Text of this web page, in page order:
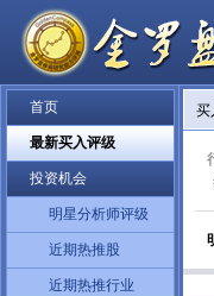
首页
最新买入评级
投资机会
明星分析师评级
近期热推股
近期热推行业
买